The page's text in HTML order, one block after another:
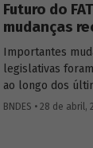
Futuro do
mudanças
Importantes
legislativas
ao longo dos
– e das
BNDES • 28 de abril,